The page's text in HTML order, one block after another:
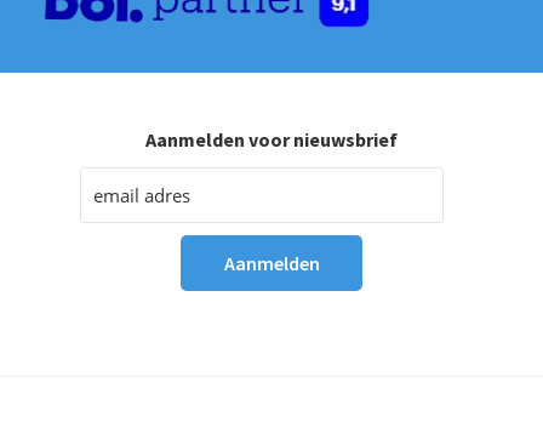
Aanmelden voor nieuwsbrief